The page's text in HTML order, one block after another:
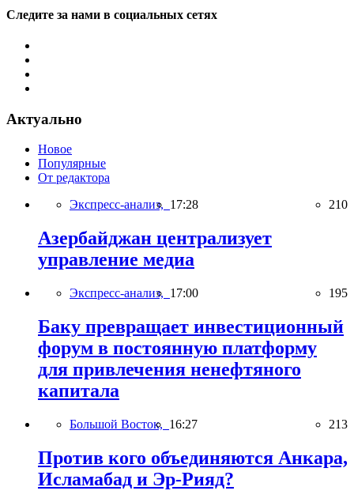
Следите за нами в социальных сетях
Актуально
Новое
Популярные
От редактора
Экспресс-анализ, 17:28 210
Азербайджан централизует
управление медиа
Экспресс-анализ, 17:00 195
Баку превращает инвестиционный
форум в постоянную платформу
для привлечения ненефтяного
капитала
Большой Восток, 16:27 213
Против кого объединяются Анкара,
Исламабад и Эр-Рияд?